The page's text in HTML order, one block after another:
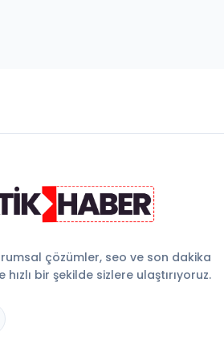
çözümler, seo ve son dakika
bir şekilde sizlere ulaştırıyoruz.